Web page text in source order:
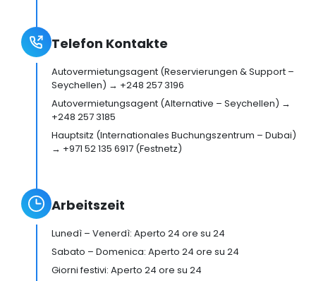
Telefon Kontakte
Autovermietungsagent (Reservierungen & Support –
Seychellen) → +248 257 3196
Autovermietungsagent (Alternative – Seychellen) →
+248 257 3185
Hauptsitz (Internationales Buchungszentrum – Dubai)
→ +971 52 135 6917 (Festnetz)
Arbeitszeit
Lunedì – Venerdì: Aperto 24 ore su 24
Sabato – Domenica: Aperto 24 ore su 24
Giorni festivi: Aperto 24 ore su 24